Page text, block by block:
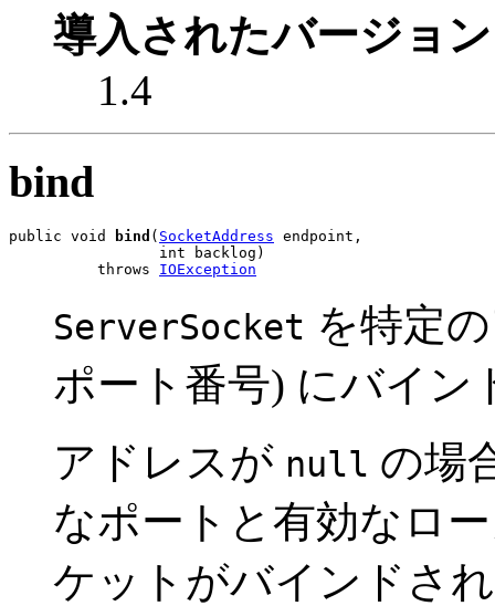
導入されたバージョ
1.4
bind
public void bind ( SocketAddress endpoint,
                 int backlog)
          throws
IOException
ServerSocket を特定
ポート番号) にバイン
アドレスが null の場
なポートと有効なロ
ケットがバインドさ